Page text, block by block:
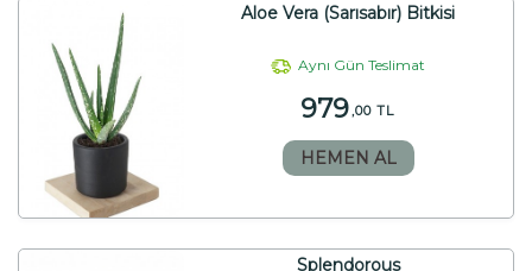
Aloe Vera (Sarısabır) Bitkisi
Aynı Gün Teslimat
979,00 TL
HEMEN AL
Splendorous